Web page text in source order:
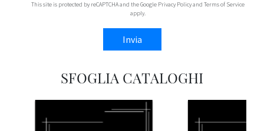
This site is protected by reCAPTCHA and the Google Privacy Policyand Terms of Service
apply.
Invia
SFOGLIA CATALOGHI